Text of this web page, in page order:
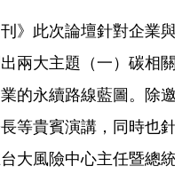
》此次論壇針對企業與
兩大主題（一）碳相關
的永續路線藍圖。除邀
等貴賓演講，同時也針
大風險中心主任暨總統